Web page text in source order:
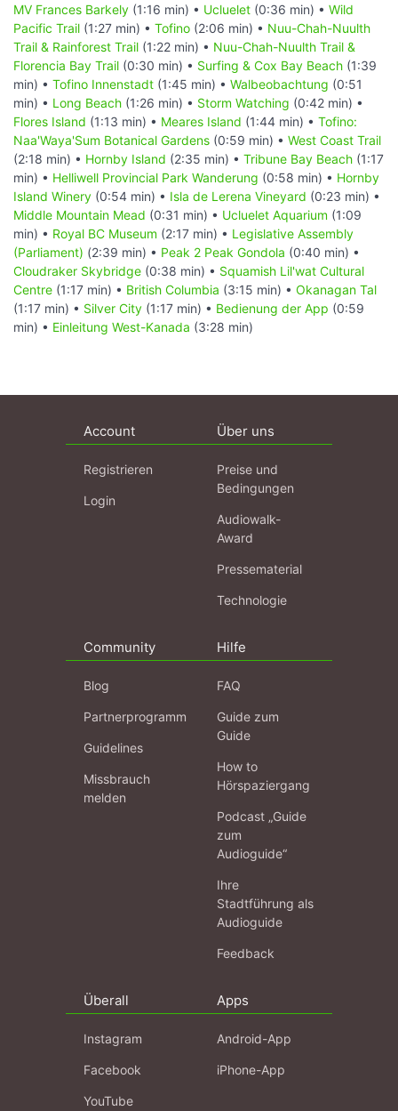
MV Frances Barkely (1:16 min) • Ucluelet (0:36 min) • Wild
Pacific Trail (1:27 min) • Tofino (2:06 min) • Nuu-Chah-Nuulth
Trail & Rainforest Trail (1:22 min) • Nuu-Chah-Nuulth Trail &
Florencia Bay Trail (0:30 min) • Surfing & Cox Bay Beach (1:39
min) • Tofino Innenstadt (1:45 min) • Walbeobachtung (0:51
min) • Long Beach (1:26 min) • Storm Watching (0:42 min) •
Flores Island (1:13 min) • Meares Island (1:44 min) • Tofino:
Naa'Waya'Sum Botanical Gardens (0:59 min) • West Coast Trail
(2:18 min) • Hornby Island (2:35 min) • Tribune Bay Beach (1:17
min) • Helliwell Provincial Park Wanderung (0:58 min) • Hornby
Island Winery (0:54 min) • Isla de Lerena Vineyard (0:23 min) •
Middle Mountain Mead (0:31 min) • Ucluelet Aquarium (1:09
min) • Royal BC Museum (2:17 min) • Legislative Assembly
(Parliament) (2:39 min) • Peak 2 Peak Gondola (0:40 min) •
Cloudraker Skybridge (0:38 min) • Squamish Lil'wat Cultural
Centre (1:17 min) • British Columbia (3:15 min) • Okanagan Tal
(1:17 min) • Silver City (1:17 min) • Bedienung der App (0:59
min) • Einleitung West-Kanada (3:28 min)
Account
Registrieren
Login
Über uns
Preise und
Bedingungen
Audiowalk-
Award
Pressematerial
Technologie
Community
Blog
Partnerprogramm
Guidelines
Missbrauch
melden
Hilfe
FAQ
Guide zum
Guide
How to
Hörspaziergang
Podcast „Guide
zum
Audioguide“
Ihre
Stadtführung als
Audioguide
Feedback
Überall
Instagram
Facebook
YouTube
Apps
Android-App
iPhone-App